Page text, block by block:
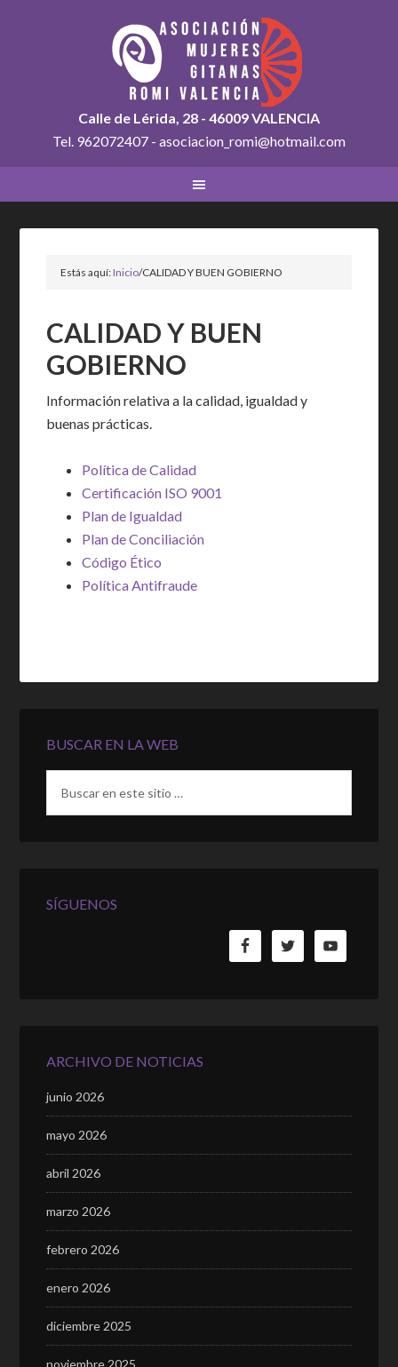
Calle de Lérida, 28 - 46009 VALENCIA
Tel. 962072407 - asociacion_romi@hotmail.com
Estás aquí:Inicio/CALIDAD Y BUEN GOBIERNO
CALIDAD Y BUEN
GOBIERNO
Información relativa a la calidad, igualdad y
buenas prácticas.
Política de Calidad
Certificación ISO 9001
Plan de Igualdad
Plan de Conciliación
Código Ético
Política Antifraude
BUSCAR EN LA WEB
SÍGUENOS
ARCHIVO DE NOTICIAS
junio 2026
mayo 2026
abril 2026
marzo 2026
febrero 2026
enero 2026
diciembre 2025
noviembre 2025